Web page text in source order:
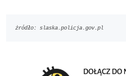
żródło: slaska.policja.gov.pl